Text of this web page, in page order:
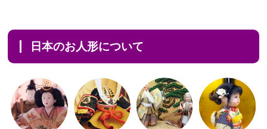
日本のお人形について